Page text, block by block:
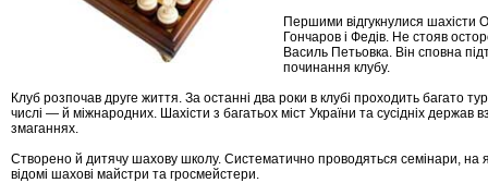
Першими відгукнулися шахісти
Гончаров і Федів. Не стояв
Василь Петьовка. Він сповна
починання клубу.
Клуб розпочав друге життя. За останні два роки в клубі проходить багато
числі — й міжнародних. Шахісти з багатьох міст України та сусідніх держав
змаганнях.
Створено й дитячу шахову школу. Систематично проводяться семінари, на
відомі шахові майстри та гросмейстери.